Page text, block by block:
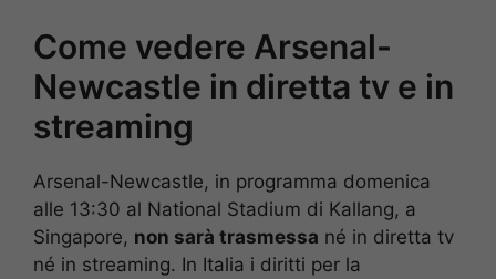
Come vedere Arsenal-
Newcastle in diretta tv e in
streaming
Arsenal-Newcastle, in programma domenica
alle 13:30 al National Stadium di Kallang, a
Singapore, non sarà trasmessa né in diretta tv
né in streaming. In Italia i diritti per la